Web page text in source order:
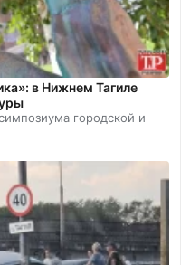
в Нижнем Тагиле
городской и